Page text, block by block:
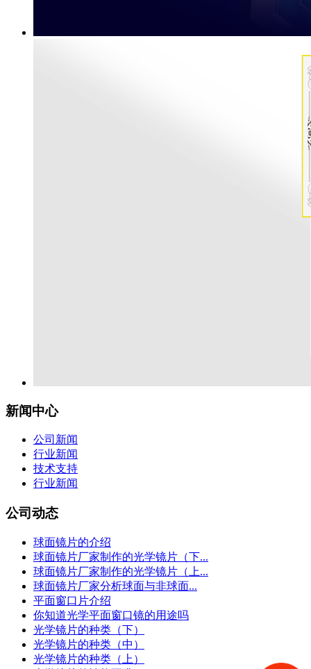
新闻中心
公司新闻
行业新闻
技术支持
行业新闻
公司动态
球面镜片的介绍
球面镜片厂家制作的光学镜片（下...
球面镜片厂家制作的光学镜片（上...
球面镜片厂家分析球面与非球面...
平面窗口片介绍
你知道光学平面窗口镜的用途吗
光学镜片的种类（下）
光学镜片的种类（中）
光学镜片的种类（上）